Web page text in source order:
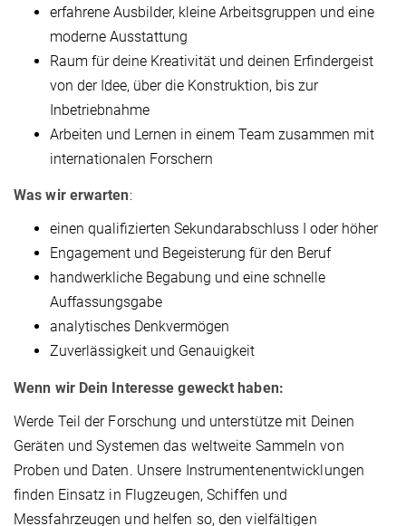
erfahrene Ausbilder, kleine Arbeitsgruppen und eine
moderne Ausstattung
Raum für deine Kreativität und deinen Erfindergeist
von der Idee, über die Konstruktion, bis zur
Inbetriebnahme
Arbeiten und Lernen in einem Team zusammen mit
internationalen Forschern
Was wir erwarten:
einen qualifizierten Sekundarabschluss I oder höher
Engagement und Begeisterung für den Beruf
handwerkliche Begabung und eine schnelle
Auffassungsgabe
analytisches Denkvermögen
Zuverlässigkeit und Genauigkeit
Wenn wir Dein Interesse geweckt haben:
Werde Teil der Forschung und unterstütze mit Deinen
Geräten und Systemen das weltweite Sammeln von
Proben und Daten. Unsere Instrumentenentwicklungen
finden Einsatz in Flugzeugen, Schiffen und
Messfahrzeugen und helfen so, den vielfältigen